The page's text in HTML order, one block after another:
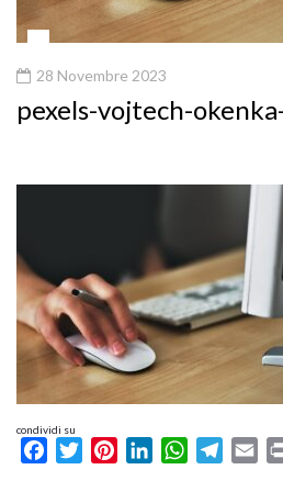
28 Novembre 2023
pexels-vojtech-
condividi su
FacebookTwitterPinterestLinkedInWhatsApp